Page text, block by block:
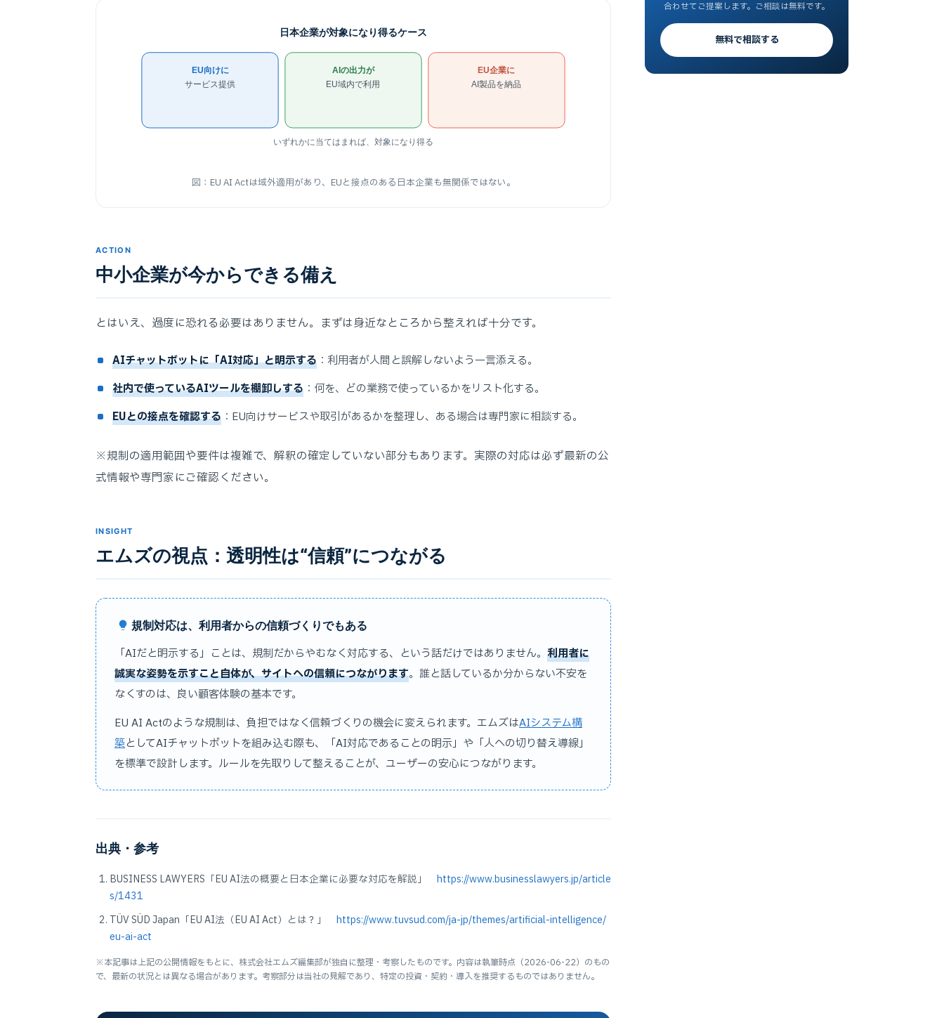
日本企業が対象になり得るケース
EU向けに
サービス提供
AIの出力が
EU域内で利用
EU企業に
AI製品を納品
いずれかに当てはまれば、対象になり得る
図：EU AI Actは域外適用があり、EUと接点のある日本企業も無関係ではない。
ACTION
中小企業が今からできる備え
とはいえ、過度に恐れる必要はありません。まずは身近なところから整えれば十分です。
AIチャットボットに「AI対応」と明示する ：利用者が人間と誤解しないよう一言添える。
社内で使っているAIツールを棚卸しする ：何を、どの業務で使っているかをリスト化する。
EUとの接点を確認する ：EU向けサービスや取引があるかを整理し、ある場合は専門家に相談する。
※規制の適用範囲や要件は複雑で、解釈の確定していない部分もあります。実際の対応は必ず最新の公
式情報や専門家にご確認ください。
INSIGHT
エムズの視点：透明性は“信頼”につながる
規制対応は、利用者からの信頼づくりでもある
「AIだと明示する」ことは、規制だからやむなく対応する、という話だけではありません。 利用者に
誠実な姿勢を示すこと自体が、サイトへの信頼につながります。誰と話しているか分からない不安を
なくすのは、良い顧客体験の基本です。
EU AI Actのような規制は、負担ではなく信頼づくりの機会に変えられます。エムズはAIシステム構
築としてAIチャットボットを組み込む際も、「AI対応であることの明示」や「人への切り替え導線」
を標準で設計します。ルールを先取りして整えることが、ユーザーの安心につながります。
出典・参考
BUSINESS LAWYERS「EU AI法の概要と日本企業に必要な対応を解説」 https://www.businesslawyers.jp/article
s/1431
TÜV SÜD Japan「EU AI法（EU AI Act）とは？」 https://www.tuvsud.com/ja-jp/themes/artificial-intelligence/
eu-ai-act
※本記事は上記の公開情報をもとに、株式会社エムズ編集部が独自に整理・考察したものです。内容は執筆時点（2026-06-22）のもの
で、最新の状況とは異なる場合があります。考察部分は当社の見解であり、特定の投資・契約・導入を推奨するものではありません。
合わせてご提案します。ご相談は無料です。
無料で相談する